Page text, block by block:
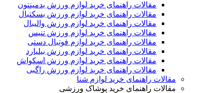
مقالات راهنمای خرید لوازم ورزش بدمینتون
مقالات راهنمای خرید لوازم ورزش بسکتبال
مقالات راهنمای خرید لوازم ورزش والیبال
مقالات راهنمای خرید لوازم ورزش تنیس
مقالات راهنمای خرید لوازم فوتبال دستی
مقالات راهنمای خرید لوازم ورزش بیلیارد
مقالات راهنمای خرید لوازم ورزش اسکواش
مقالات راهنمای خرید لوازم ورزش راگبی
مقالات راهنمای خرید لوازم شنا
مقالات راهنمای خرید پوشاک ورزشی